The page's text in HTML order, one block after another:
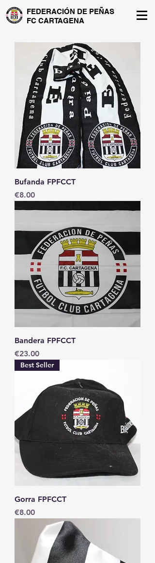
FEDERACIÓN DE PEÑAS
FC CARTAGENA
Bufanda FPFCCT
Price
€8.00
Bandera FPFCCT
Price
€23.00
Best Seller
Gorra FPFCCT
Price
€8.00